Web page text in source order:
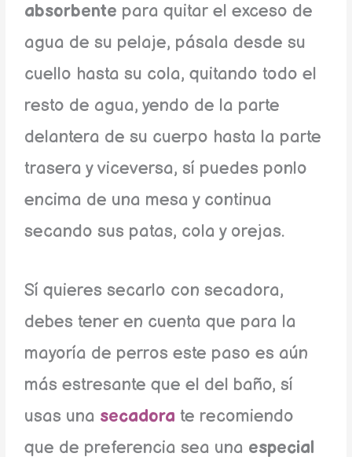
absorbente para quitar el exceso de
agua de su pelaje, pásala desde su
cuello hasta su cola, quitando todo el
resto de agua, yendo de la parte
delantera de su cuerpo hasta la parte
trasera y viceversa, sí puedes ponlo
encima de una mesa y continua
secando sus patas, cola y orejas.
Sí quieres secarlo con secadora,
debes tener en cuenta que para la
mayoría de perros este paso es aún
más estresante que el del baño, sí
usas una secadora te recomiendo
que de preferencia sea una especial